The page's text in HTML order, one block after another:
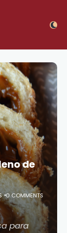
de
0 COMMENTS
para